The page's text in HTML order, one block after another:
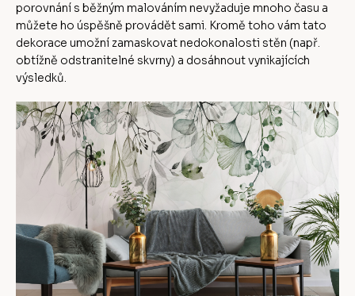
porovnání s běžným malováním nevyžaduje mnoho času a
můžete ho úspěšně provádět sami. Kromě toho vám tato
dekorace umožní zamaskovat nedokonalosti stěn (např.
obtížně odstranitelné skvrny) a dosáhnout vynikajících
výsledků.